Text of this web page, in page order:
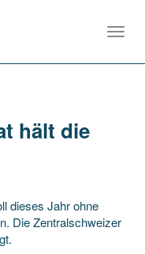
hält die
dieses Jahr ohne
Die Zentralschweizer